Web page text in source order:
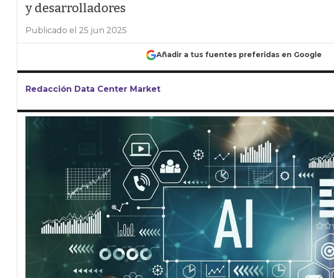
y desarrolladores
Publicado el 25 jun 2025
Añadir a tus fuentes preferidas en Google
Redacción Data Center Market